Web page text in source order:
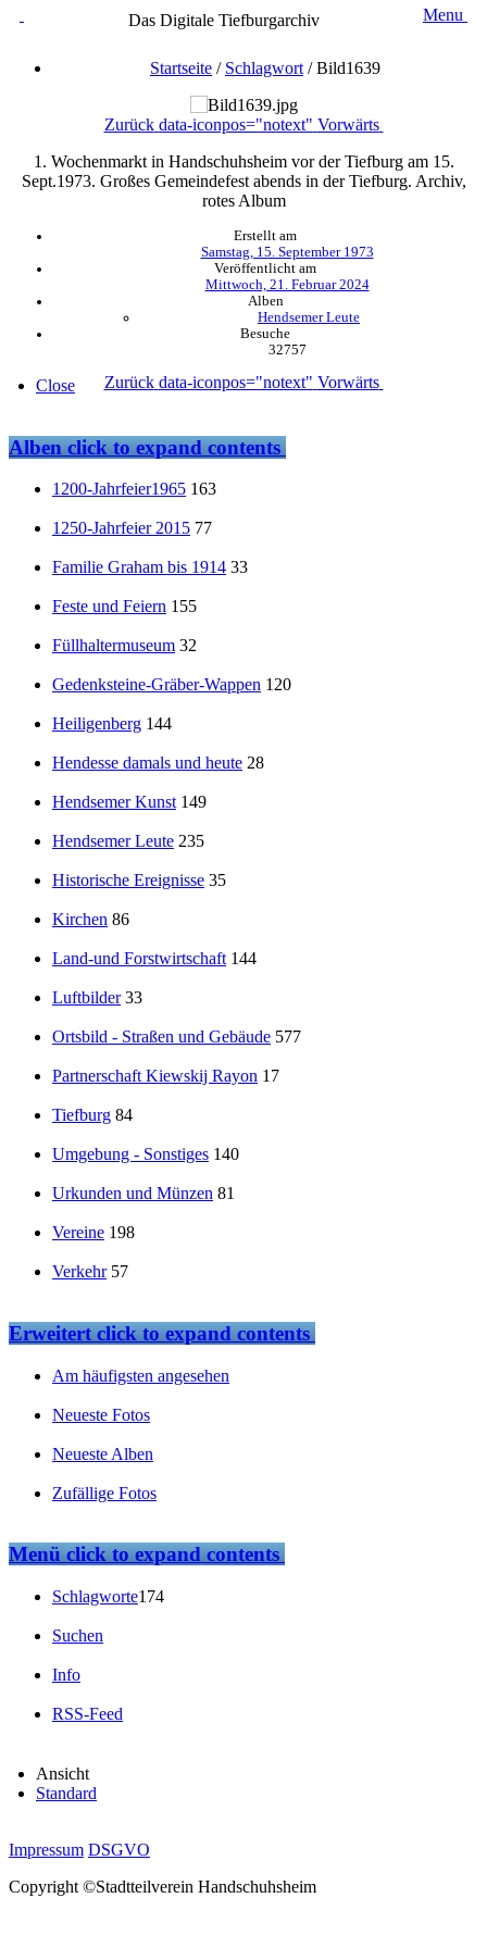
Das Digitale Tiefburgarchiv Menu
Startseite / Schlagwort /Bild1639
Zurück data-iconpos="notext" Vorwärts
1. Wochenmarkt in Handschuhsheim vor der Tiefburg am 15.
Sept.1973. Großes Gemeindefest abends in der Tiefburg. Archiv,
rotes Album
Erstellt am
Samstag, 15. September 1973
Veröffentlicht am
Mittwoch, 21. Februar 2024
Alben
Hendsemer Leute
Besuche
32757
Zurück data-iconpos="notext" Vorwärts
Close
Albenclick to expand contents
1200-Jahrfeier1965 163
1250-Jahrfeier 2015 77
Familie Graham bis 1914 33
Feste und Feiern 155
Füllhaltermuseum 32
Gedenksteine-Gräber-Wappen 120
Heiligenberg 144
Hendesse damals und heute 28
Hendsemer Kunst 149
Hendsemer Leute 235
Historische Ereignisse 35
Kirchen 86
Land-und Forstwirtschaft 144
Luftbilder 33
Ortsbild - Straßen und Gebäude 577
Partnerschaft Kiewskij Rayon 17
Tiefburg 84
Umgebung - Sonstiges 140
Urkunden und Münzen 81
Vereine 198
Verkehr 57
Erweitertclick to expand contents
Am häufigsten angesehen
Neueste Fotos
Neueste Alben
Zufällige Fotos
Menüclick to expand contents
Schlagworte174
Suchen
Info
RSS-Feed
Ansicht
Standard
Impressum DSGVO
Copyright ©Stadtteilverein Handschuhsheim